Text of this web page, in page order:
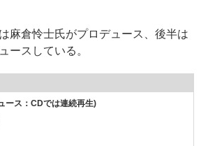
麻倉怜士氏がプロデュース、後半は
ースしている。
ース：CDでは連続再生)